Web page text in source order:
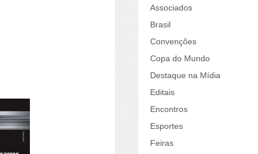
Associados
Brasil
Convenções
Copa do Mundo
Destaque na Mídia
Editais
Encontros
Esportes
Feiras